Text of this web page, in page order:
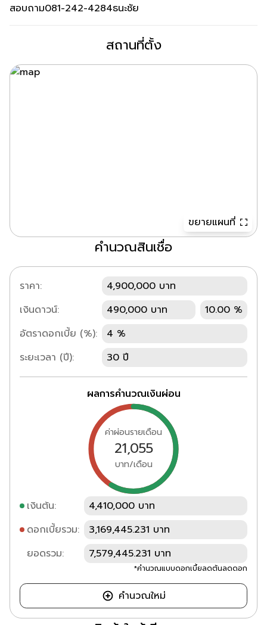
สอบถาม081-242-4284ธนะชัย
สถานที่ตั้ง
ขยายแผนที่
คำนวณสินเชื่อ
ราคา:
4,900,000 บาท
เงินดาวน์:
490,000 บาท
10.00 %
อัตราดอกเบี้ย (%):
4 %
ระยะเวลา (ปี):
30 ปี
ผลการคำนวณเงินผ่อน
ค่าผ่อนรายเดือน
21,055
บาท/เดือน
เงินต้น:
4,410,000 บาท
ดอกเบี้ยรวม:
3,169,445.231 บาท
ยอดรวม:
7,579,445.231 บาท
*คำนวณแบบดอกเบี้ยลดต้นลดดอก
คำนวณใหม่